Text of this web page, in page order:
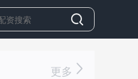
更多